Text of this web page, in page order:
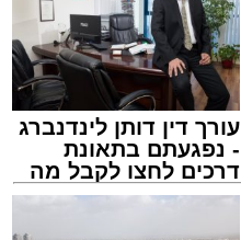
עורך דין דותן לינדנברג
- נפגעתם בתאונת
דרכים לחצו לקבל מה
שמגיע לכם